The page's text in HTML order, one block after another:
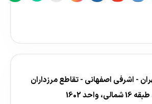
- اشرفی اصفهانی - تقاطع مرزداران
1602